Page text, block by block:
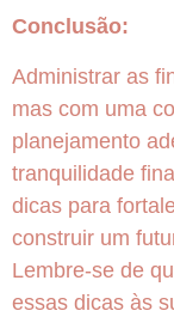
Conclusão:
Administrar as
mas com uma
planejamento
tranquilidade
dicas para
construir um
Lembre-se de
essas dicas às